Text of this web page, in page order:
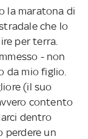
la maratona di
che lo
per terra.
- non
da mio figlio.
(il suo
contento
dentro
perdere un